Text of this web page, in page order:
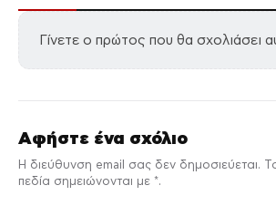
Γίνετε ο πρώτος που θα σχολιάσει
Αφήστε ένα σχόλιο
Η διεύθυνση email σας δεν δημοσιεύεται.
πεδία σημειώνονται με *.